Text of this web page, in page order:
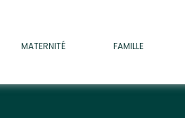
MATERNITÉ FAMILLE